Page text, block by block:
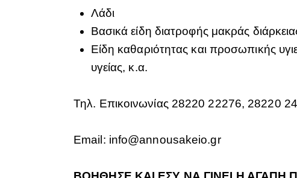
Λάδι
Βασικά είδη διατροφής μακράς
Είδη καθαριότητας και προσωπικής
υγείας, κ.α.
Τηλ. Επικοινωνίας 28220 22276, 28220
Email: info@annousakeio.gr